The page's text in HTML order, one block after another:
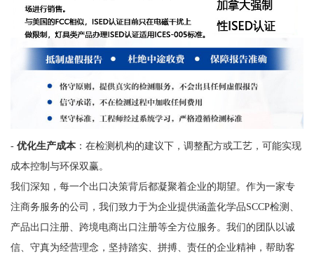
- 优化生产成本：在检测机构的建议下，调整配方或工艺，可能实现
成本控制与环保双赢。
我们深知，每一个出口决策背后都凝聚着企业的期望。作为一家专
注商务服务的公司，我们致力于为企业提供涵盖化学品SCCP检测、
产品出口注册、跨境电商出口注册等全方位服务。我们的团队以诚
信、守真为经营理念，坚持踏实、拼搏、责任的企业精神，帮助客